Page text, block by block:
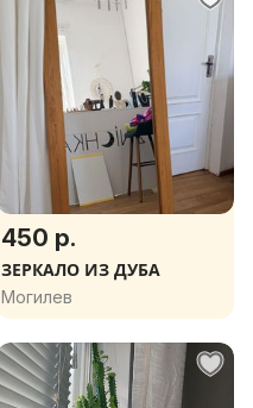
450 р.
ЗЕРКАЛО ИЗ ДУБА
Могилев